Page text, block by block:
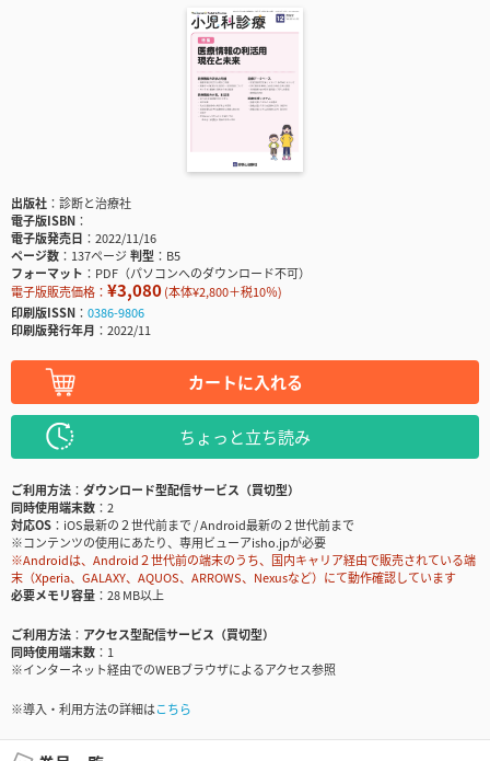
出版社
診断と治療社
電子版ISBN
電子版発売日
2022/11/16
ページ数
137ページ判型
B5
フォーマット
PDF（パソコンへのダウンロード不可）
電子版販売価格： ¥3,080(本体¥2,800＋税10％)
印刷版ISSN
0386-9806
印刷版発行年月
2022/11
カートに入れる
ちょっと立ち読み
ご利用方法
ダウンロード型配信サービス（買切型）
同時使用端末数
2
対応OS
iOS最新の２世代前まで / Android最新の２世代前まで
※コンテンツの使用にあたり、専用ビューアisho.jpが必要
※Androidは、Android２世代前の端末のうち、国内キャリア経由で販売されている端
末（Xperia、GALAXY、AQUOS、ARROWS、Nexusなど）にて動作確認しています
必要メモリ容量
28 MB以上
ご利用方法
アクセス型配信サービス（買切型）
同時使用端末数
1
※インターネット経由でのWEBブラウザによるアクセス参照
※導入・利用方法の詳細はこちら